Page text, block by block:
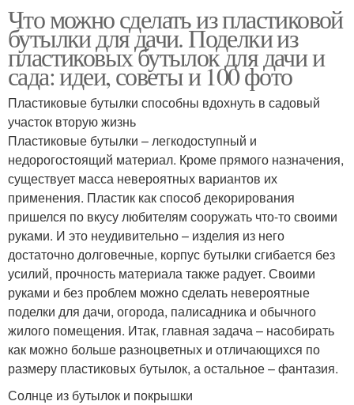
Что можно сделать из пластиковой
бутылки для дачи. Поделки из
пластиковых бутылок для дачи и
сада: идеи, советы и 100 фото
Пластиковые бутылки способны вдохнуть в садовый
участок вторую жизнь
Пластиковые бутылки – легкодоступный и
недорогостоящий материал. Кроме прямого назначения,
существует масса невероятных вариантов их
применения. Пластик как способ декорирования
пришелся по вкусу любителям сооружать что-то своими
руками. И это неудивительно – изделия из него
достаточно долговечные, корпус бутылки сгибается без
усилий, прочность материала также радует. Своими
руками и без проблем можно сделать невероятные
поделки для дачи, огорода, палисадника и обычного
жилого помещения. Итак, главная задача – насобирать
как можно больше разноцветных и отличающихся по
размеру пластиковых бутылок, а остальное – фантазия.
Солнце из бутылок и покрышки